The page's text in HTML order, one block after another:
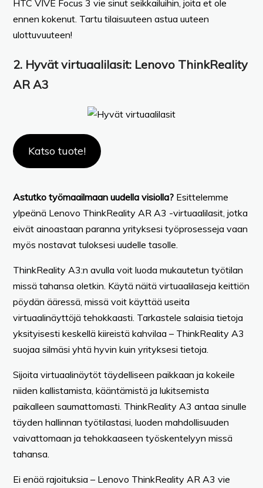
HTC VIVE Focus 3 vie sinut seikkailuihin, joita et ole
ennen kokenut. Tartu tilaisuuteen astua uuteen
ulottuvuuteen!
2. Hyvät virtuaalilasit: Lenovo ThinkReality
AR A3
Katso tuote!
Astutko työmaailmaan uudella visiolla? Esittelemme
ylpeänä Lenovo ThinkReality AR A3 -virtuaalilasit, jotka
eivät ainoastaan paranna yrityksesi työprosesseja vaan
myös nostavat tuloksesi uudelle tasolle.
ThinkReality A3:n avulla voit luoda mukautetun työtilan
missä tahansa oletkin. Käytä näitä virtuaalilaseja keittiön
pöydän ääressä, missä voit käyttää useita
virtuaalinäyttöjä tehokkaasti. Tarkastele salaisia tietoja
yksityisesti keskellä kiireistä kahvilaa – ThinkReality A3
suojaa silmäsi yhtä hyvin kuin yrityksesi tietoja.
Sijoita virtuaalinäytöt täydelliseen paikkaan ja kokeile
niiden kallistamista, kääntämistä ja lukitsemista
paikalleen saumattomasti. ThinkReality A3 antaa sinulle
täyden hallinnan työtilastasi, luoden mahdollisuuden
vaivattomaan ja tehokkaaseen työskentelyyn missä
tahansa.
Ei enää rajoituksia – Lenovo ThinkReality AR A3 vie